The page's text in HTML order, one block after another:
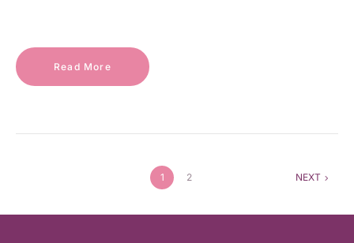
Read More
1 2 NEXT